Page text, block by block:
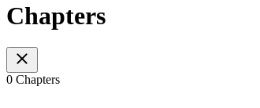
Chapters
0 Chapters